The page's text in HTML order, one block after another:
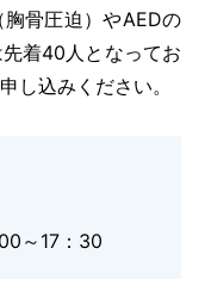
駐車場
骨圧迫）やAEDの
着40人となってお
し込みください。
～17：30